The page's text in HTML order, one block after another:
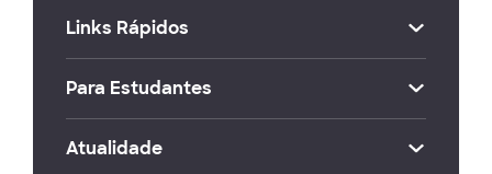
Links Rápidos
Para Estudantes
Atualidade